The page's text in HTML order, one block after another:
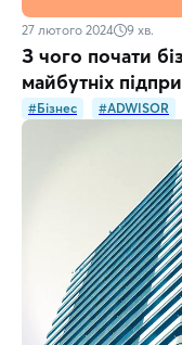
27 лютого 2024 9 хв.
З чого почати
майбутніх
#Бізнес #ADWISOR